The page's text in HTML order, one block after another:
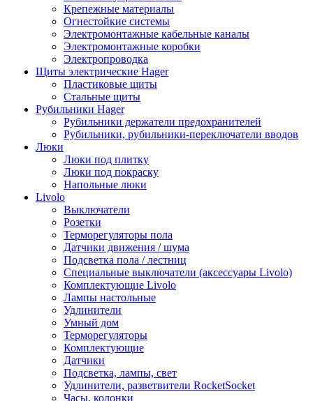
Крепежные материалы
Огнестойкие системы
Электромонтажные кабельные каналы
Электромонтажные коробки
Электропроводка
Щиты электрические Hager
Пластиковые щиты
Стальные щиты
Рубильники Hager
Рубильники держатели предохранителей
Рубильники, рубильники-переключатели вводов
Люки
Люки под плитку
Люки под покраску
Напольные люки
Livolo
Выключатели
Розетки
Терморегуляторы пола
Датчики движения / шума
Подсветка пола / лестниц
Специальные выключатели (аксессуары Livolo)
Комплектующие Livolo
Лампы настольные
Удлинители
Умный дом
Терморегуляторы
Комплектующие
Датчики
Подсветка, лампы, свет
Удлинители, разветвители RocketSocket
Часы, колонки